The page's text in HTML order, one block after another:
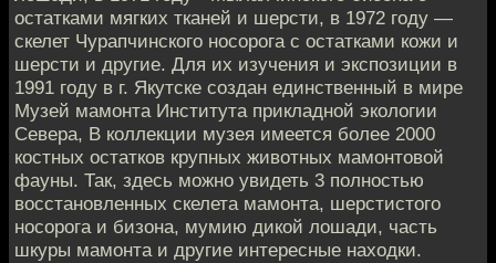
остатками мягких тканей и шерсти, в 1972 году —
скелет Чурапчинского носорога с остатками кожи и
шерсти и другие. Для их изучения и экспозиции в
1991 году в г. Якутске создан единственный в мире
Музей мамонта Института прикладной экологии
Севера, В коллекции музея имеется более 2000
костных остатков крупных животных мамонтовой
фауны. Так, здесь можно увидеть 3 полностью
восстановленных скелета мамонта, шерстистого
носорога и бизона, мумию дикой лошади, часть
шкуры мамонта и другие интересные находки.